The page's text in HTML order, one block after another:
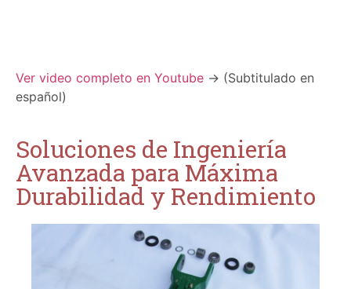
Ver video completo en Youtube -> (Subtitulado en
español)
Soluciones de Ingeniería
Avanzada para Máxima
Durabilidad y Rendimiento